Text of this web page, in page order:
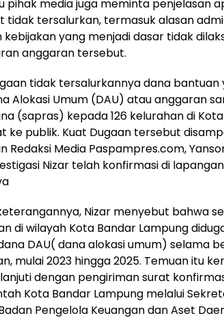
pihak media juga meminta penjelasan
tidak tersalurkan, termasuk alasan
kebijakan yang menjadi dasar tidak
anggaran tersebut.
tidak tersalurkannya dana
Alokasi Umum (DAU) atau anggaran
(sapras) kepada 126 kelurahan di
ke publik. Kuat Dugaan tersebut
Redaksi Media Paspampres.com,
Nizar telah konfirmasi di
Nizar menyebut bahwa
di wilayah Kota Bandar Lampung
DAU( dana alokasi umum) selama
mulai 2023 hingga 2025. Temuan itu
dengan pengiriman surat
Kota Bandar Lampung melalui
Pengelola Keuangan dan Aset